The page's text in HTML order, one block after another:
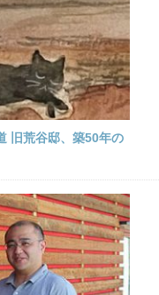
旧荒谷邸、築50年の